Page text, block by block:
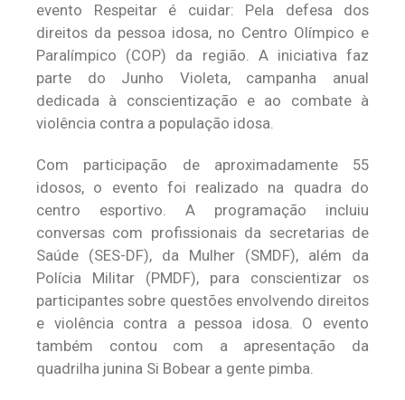
evento Respeitar é cuidar: Pela defesa dos
direitos da pessoa idosa, no Centro Olímpico e
Paralímpico (COP) da região. A iniciativa faz
parte do Junho Violeta, campanha anual
dedicada à conscientização e ao combate à
violência contra a população idosa.
Com participação de aproximadamente 55
idosos, o evento foi realizado na quadra do
centro esportivo. A programação incluiu
conversas com profissionais da secretarias de
Saúde (SES-DF), da Mulher (SMDF), além da
Polícia Militar (PMDF), para conscientizar os
participantes sobre questões envolvendo direitos
e violência contra a pessoa idosa. O evento
também contou com a apresentação da
quadrilha junina Si Bobear a gente pimba.